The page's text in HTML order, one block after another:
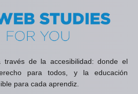
través de la accesibilidad: donde el
para todos, y la educación
para cada aprendiz.